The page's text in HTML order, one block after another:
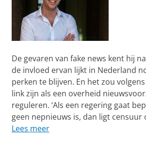
De gevaren van fake news kent hij
de invloed ervan lijkt in Nederland
perken te blijven. En het zou
link zijn als een overheid
reguleren. ‘Als een regering gaat
geen nepnieuws is, dan ligt censuur
Lees meer